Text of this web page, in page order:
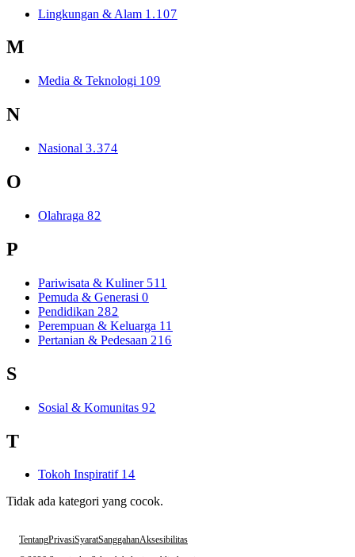
Lingkungan & Alam 1.107
M
Media & Teknologi 109
N
Nasional 3.374
O
Olahraga 82
P
Pariwisata & Kuliner 511
Pemuda & Generasi 0
Pendidikan 282
Perempuan & Keluarga 11
Pertanian & Pedesaan 216
S
Sosial & Komunitas 92
T
Tokoh Inspiratif 14
Tidak ada kategori yang cocok.
TentangPrivasiSyaratSanggahanAksesibilitas